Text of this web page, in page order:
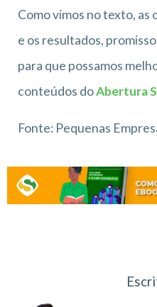
Como vimos no texto,
e os resultados,
para que possamos
conteúdos doAbertura
Fonte: Pequenas